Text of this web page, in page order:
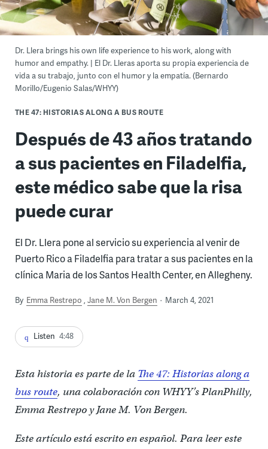
Dr. Llera brings his own life experience to his work, along with
humor and empathy. | El Dr. Lleras aporta su propia experiencia de
vida a su trabajo, junto con el humor y la empatía. (Bernardo
Morillo/Eugenio Salas/WHYY)
THE 47: HISTORIAS ALONG A BUS ROUTE
Después de 43 años tratando
a sus pacientes en Filadelfia,
este médico sabe que la risa
puede curar
El Dr. Llera pone al servicio su experiencia al venir de
Puerto Rico a Filadelfia para tratar a sus pacientes en la
clínica Maria de los Santos Health Center, en Allegheny.
By Emma Restrepo Jane M. Von Bergen March 4, 2021
Listen 4:48
Esta historia es parte de la The 47: Historias along a
bus route, una colaboración con WHYY’s PlanPhilly,
Emma Restrepo y Jane M. Von Bergen.
Este artículo está escrito en español. Para leer este